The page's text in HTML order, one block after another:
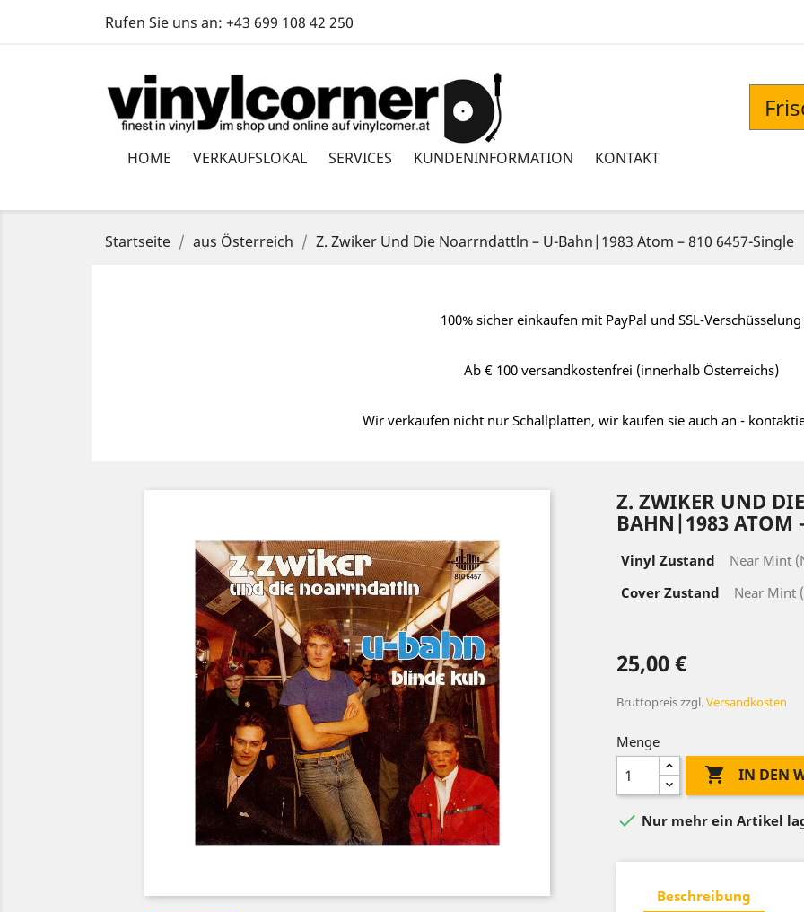
Rufen Sie uns an: +43 699 108 42 250
HOME VERKAUFSLOKAL SERVICES KUNDENINFORMATION KONTAKT
Startseite aus Österreich Z. Zwiker Und Die Noarrndattln ‎– U-Bahn|1983 Atom – 810 6457-Single
100% sicher einkaufen mit PayPal und SSL-Verschüsselung
Ab € 100 versandkostenfrei (innerhalb Österreichs)
Wir verkaufen nicht nur Schallplatten, wir kaufen sie auch an -
Z. ZWIKER UND
BAHN|1983 ATOM
Vinyl Zustand
Near Mint
Cover Zustand
Near Mint
25,00 €
Bruttopreiszzgl.Versandkosten
Menge
 IN DEN
 Nur mehr ein Artikel
Beschreibung